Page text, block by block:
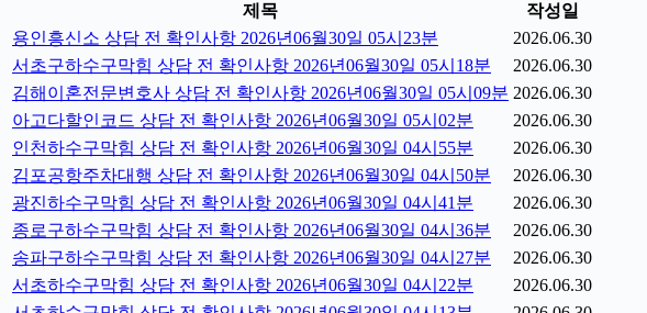
제목
작성일
용인흥신소 상담 전 확인사항 2026년06월30일 05시23분
2026.06.30
서초구하수구막힘 상담 전 확인사항 2026년06월30일 05시18분
2026.06.30
김해이혼전문변호사 상담 전 확인사항 2026년06월30일 05시09분 2026.06.30
아고다할인코드 상담 전 확인사항 2026년06월30일 05시02분
2026.06.30
인천하수구막힘 상담 전 확인사항 2026년06월30일 04시55분
2026.06.30
김포공항주차대행 상담 전 확인사항 2026년06월30일 04시50분
2026.06.30
광진하수구막힘 상담 전 확인사항 2026년06월30일 04시41분
2026.06.30
종로구하수구막힘 상담 전 확인사항 2026년06월30일 04시36분
2026.06.30
송파구하수구막힘 상담 전 확인사항 2026년06월30일 04시27분
2026.06.30
서초하수구막힘 상담 전 확인사항 2026년06월30일 04시22분
2026.06.30